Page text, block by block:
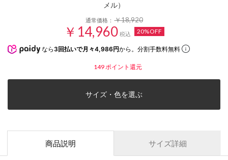
メル）
通常価格：￥18,920
￥14,960 税込 20%OFF
なら 3回払いで月々4,986円から。分割手数料無料
149 ポイント還元
サイズ・色を選ぶ
商品説明 サイズ詳細